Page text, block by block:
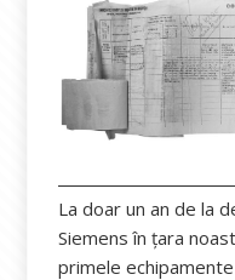
La doar un an de la
Siemens în țara
primele